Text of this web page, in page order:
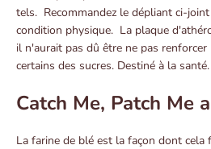
tels. Recommandez le dépliant ci-
condition physique. La plaque
il n'aurait pas dû être ne pas
certains des sucres. Destiné à la santé.
Catch Me, Patch Me
La farine de blé est la façon dont cela